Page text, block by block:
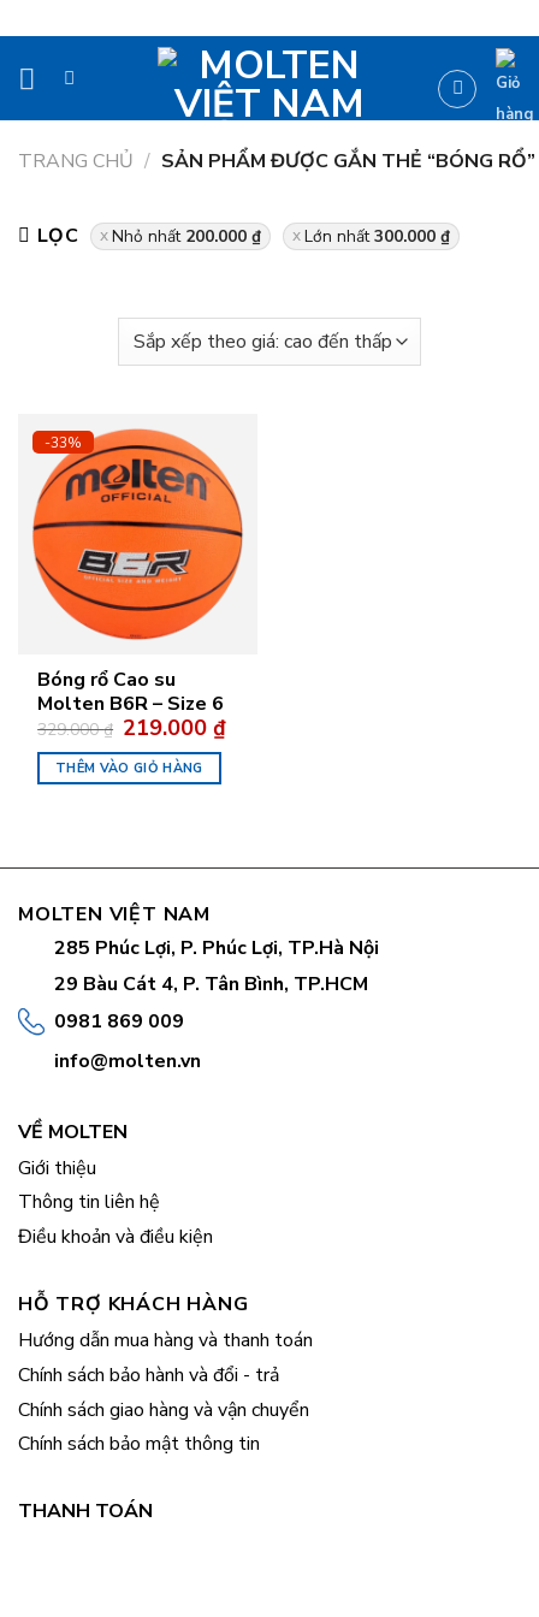
qua
TRANG CHỦ / SẢN PHẨM ĐƯỢC GẮN THẺ “BÓNG RỔ”
LỌC Nhỏ nhất 200.000 ₫ Lớn nhất300.000 ₫
-33%
Bóng rổ Cao su
Molten B6R – Size 6
329.000₫ Giá
gốc
là:
329.000 ₫.
219.000₫Giá
THÊM VÀO GIỎ HÀNG
MOLTEN VIỆT NAM
285 Phúc Lợi, P. Phúc Lợi, TP.Hà Nội
29 Bàu Cát 4, P. Tân Bình, TP.HCM
0981 869 009
info@molten.vn
VỀ MOLTEN
Giới thiệu
Thông tin liên hệ
Điều khoản và điều kiện
HỖ TRỢ KHÁCH HÀNG
Hướng dẫn mua hàng và thanh toán
Chính sách bảo hành và đổi - trả
Chính sách giao hàng và vận chuyển
Chính sách bảo mật thông tin
THANH TOÁN